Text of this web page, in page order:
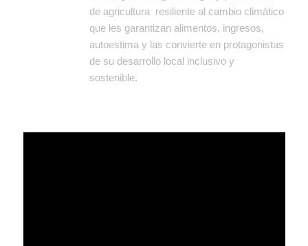
de agricultura resiliente al cambio climático
que les garantizan alimentos, ingresos,
autoestima y las convierte en protagonistas
de su desarrollo local inclusivo y
sostenible.